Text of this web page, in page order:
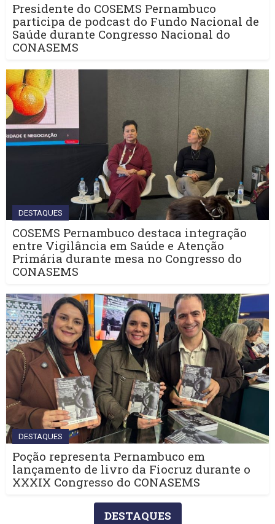
Presidente do COSEMS Pernambuco
participa de podcast do Fundo Nacional de
Saúde durante Congresso Nacional do
CONASEMS
DESTAQUES
COSEMS Pernambuco destaca integração
entre Vigilância em Saúde e Atenção
Primária durante mesa no Congresso do
CONASEMS
DESTAQUES
Poção representa Pernambuco em
lançamento de livro da Fiocruz durante o
XXXIX Congresso do CONASEMS
DESTAQUES